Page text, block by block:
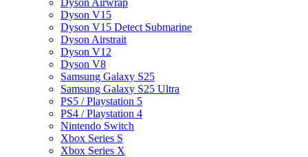
Dyson V15
Dyson V15 Detect Submarine
Dyson Airstrait
Dyson V12
Dyson V8
Samsung Galaxy S25
Samsung Galaxy S25 Ultra
PS5 / Playstation 5
PS4 / Playstation 4
Nintendo Switch
Xbox Series S
Xbox Series X